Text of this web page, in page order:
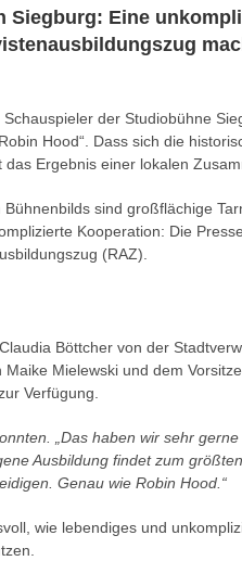
Siegburg: Eine
der Studiobühne
Hood“. Dass sich die
Ergebnis einer lokalen
sind großflächige
Kooperation: Die
(RAZ).
Böttcher von der
Mielewski und dem
Verfügung.
„Das haben wir sehr gerne
Ausbildung findet zum
Genau wie Robin Hood.“
wie lebendiges und